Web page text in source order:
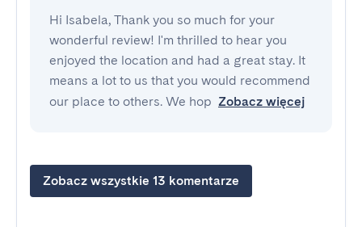
Hi Isabela, Thank you so much for your
wonderful review! I'm thrilled to hear you
enjoyed the location and had a great stay. It
means a lot to us that you would recommend
our place to others. We hop Zobacz więcej
Zobacz wszystkie 13 komentarze